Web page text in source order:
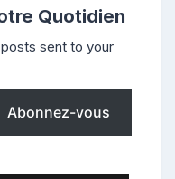
Quotidien
sent to your
Abonnez-vous